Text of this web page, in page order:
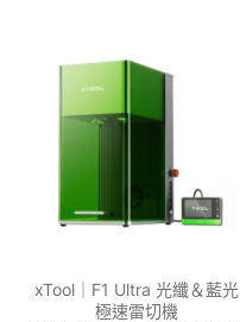
xTool｜F1 Ultra 光纖＆藍光
極速雷切機